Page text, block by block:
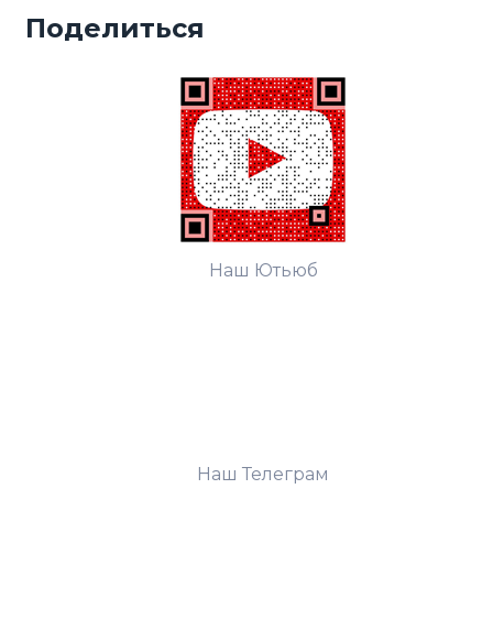
Поделиться
Наш Ютьюб
Наш Телеграм